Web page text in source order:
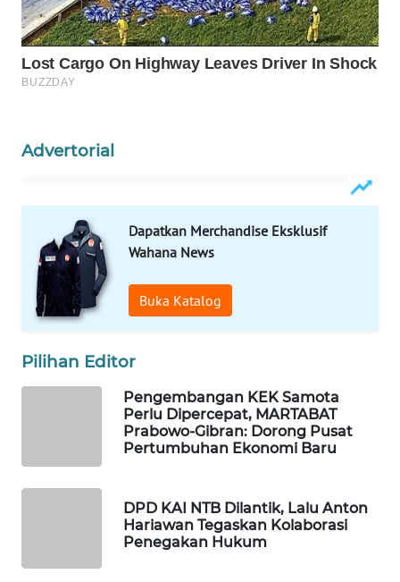
Advertorial
Dapatkan Merchandise Eksklusif
Wahana News
Buka Katalog
Pilihan Editor
Pengembangan KEK Samota
Perlu Dipercepat, MARTABAT
Prabowo-Gibran: Dorong Pusat
Pertumbuhan Ekonomi Baru
DPD KAI NTB Dilantik, Lalu Anton
Hariawan Tegaskan Kolaborasi
Penegakan Hukum
Wahana
Network
KONSUMEN
MASYARAKAT
WALINKI
ID
MAWAKA
ID
NET